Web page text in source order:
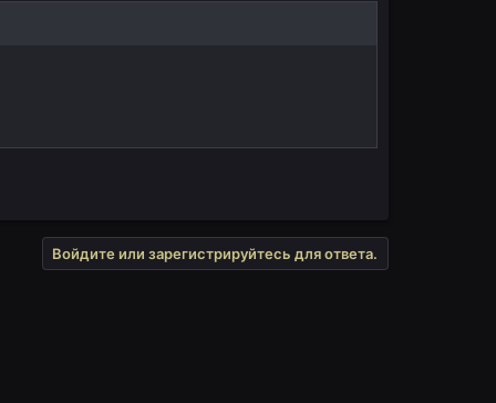
Войдите или зарегистрируйтесь для ответа.